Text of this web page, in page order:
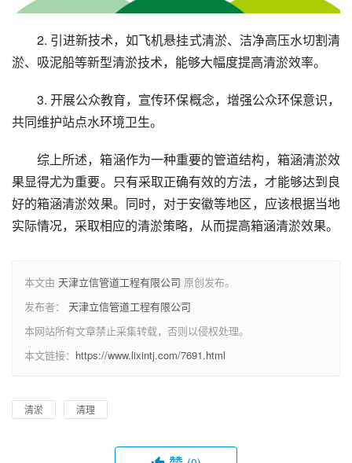
2. 引进新技术，如飞机悬挂式清淤、洁净高压水切割清
淤、吸泥船等新型清淤技术，能够大幅度提高清淤效率。
3. 开展公众教育，宣传环保概念，增强公众环保意识，
共同维护站点水环境卫生。
综上所述，箱涵作为一种重要的管道结构，箱涵清淤效
果显得尤为重要。只有采取正确有效的方法，才能够达到良
好的箱涵清淤效果。同时，对于安徽等地区，应该根据当地
实际情况，采取相应的清淤策略，从而提高箱涵清淤效果。
本文由 天津立信管道工程有限公司 原创发布。
发布者： 天津立信管道工程有限公司
本网站所有文章禁止采集转载，否则以侵权处理。
本文链接： https://www.lixintj.com/7691.html
清淤 清理